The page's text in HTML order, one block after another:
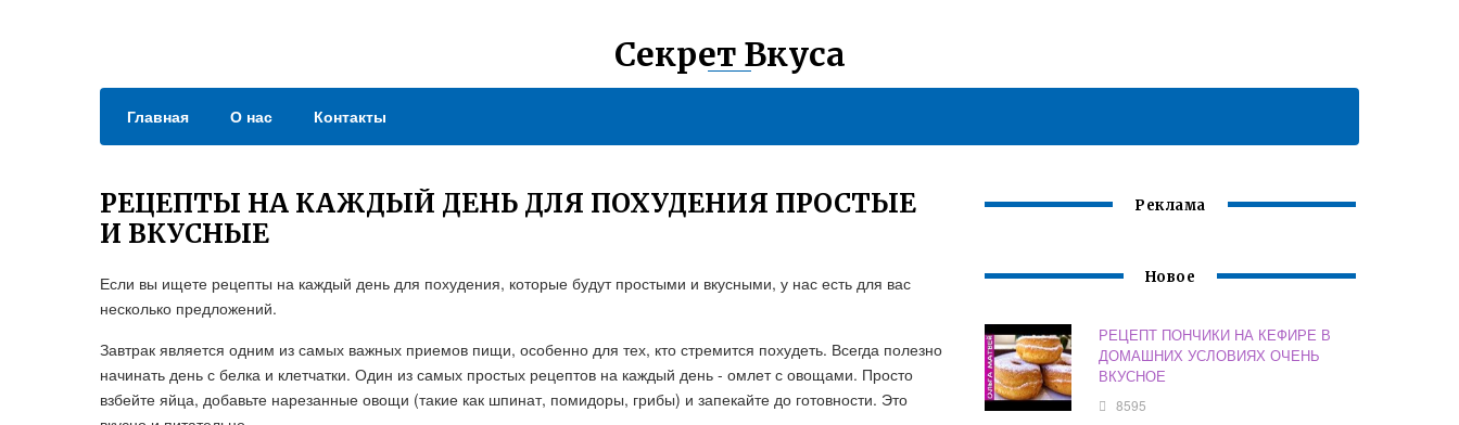
Секрет Вкуса
Главная О нас Контакты
РЕЦЕПТЫ НА КАЖДЫЙ ДЕНЬ ДЛЯ ПОХУДЕНИЯ ПРОСТЫЕ
И ВКУСНЫЕ
Если вы ищете рецепты на каждый день для похудения, которые будут простыми и вкусными, у нас есть для вас
несколько предложений.
Завтрак является одним из самых важных приемов пищи, особенно для тех, кто стремится похудеть. Всегда полезно
начинать день с белка и клетчатки. Один из самых простых рецептов на каждый день - омлет с овощами. Просто
взбейте яйца, добавьте нарезанные овощи (такие как шпинат, помидоры, грибы) и запекайте до готовности. Это
Реклама
Новое
РЕЦЕПТ ПОНЧИКИ НА КЕФИРЕ В
ДОМАШНИХ УСЛОВИЯХ ОЧЕНЬ
ВКУСНОЕ
8595